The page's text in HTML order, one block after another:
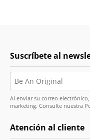
Suscríbete al
Al enviar su correo
marketing. Consulte nuestra
Atención al cliente